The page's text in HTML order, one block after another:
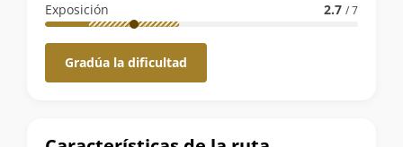
Exposición 2.7 / 7
Gradúa la dificultad